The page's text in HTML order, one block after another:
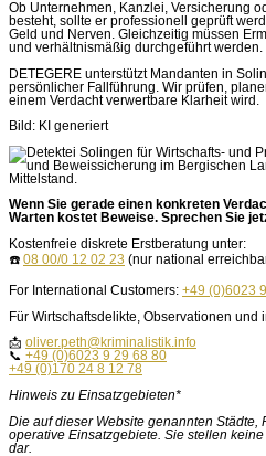
Ob Unternehmen, Kanzlei, Versicherung
besteht, sollte er professionell geprüft
Geld und Nerven. Gleichzeitig müssen
und verhältnismäßig durchgeführt werden.
DETEGERE unterstützt Mandanten in
persönlicher Fallführung. Wir prüfen,
einem Verdacht verwertbare Klarheit wird.
Bild: KI generiert
Wenn Sie gerade einen konkreten
Warten kostet Beweise. Sprechen Sie
Kostenfreie diskrete Erstberatung unter:
☎️ 08 00/0 12 02 23 (nur national
For International Customers: +49 (0)6023
Für Wirtschaftsdelikte, Observationen und
📩 oliver.peth@kriminalistik.info
📞 +49 (0)6023 9 29 68 80
+49 (0)170 24 8 12 78
Hinweis zu Einsatzgebieten*
Die auf dieser Website genannten
operative Einsatzgebiete. Sie stellen
dar.